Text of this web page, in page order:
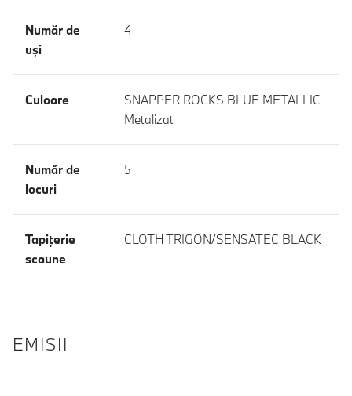
Număr de
uşi
4
Culoare
SNAPPER ROCKS BLUE METALLIC
Metalizat
Număr de
locuri
5
Tapiţerie
scaune
CLOTH TRIGON/SENSATEC BLACK
EMISII